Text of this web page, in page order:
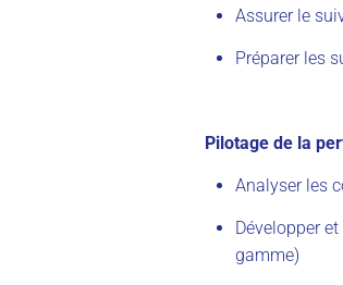
Assurer le
Préparer les
Pilotage de la
Analyser les
Développer
gamme)